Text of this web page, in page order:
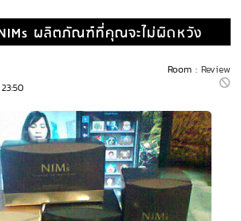
ผลิตภัณฑ์ที่คุณจะไม่ผิดหวัง
Room : Review
23:50